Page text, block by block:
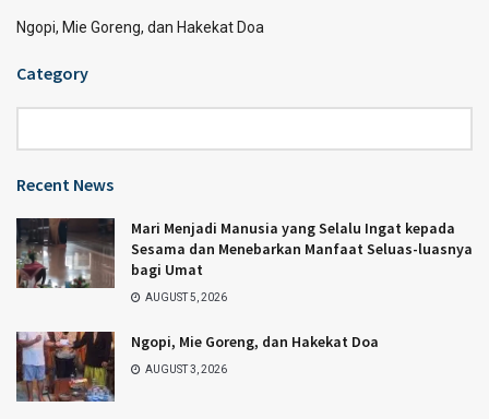
Ngopi, Mie Goreng, dan Hakekat Doa
Category
Recent News
Mari Menjadi Manusia yang Selalu Ingat kepada
Sesama dan Menebarkan Manfaat Seluas-luasnya
bagi Umat
AUGUST 5, 2026
Ngopi, Mie Goreng, dan Hakekat Doa
AUGUST 3, 2026